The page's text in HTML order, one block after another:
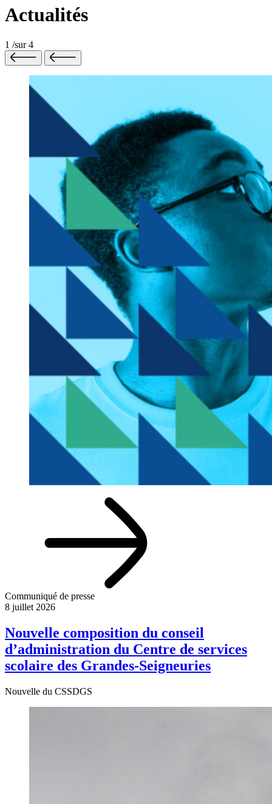
Actualités
1 /sur4
Communiqué de presse
8 juillet 2026
Nouvelle composition du conseil
d’administration du Centre de services
scolaire des Grandes-Seigneuries
Nouvelle du CSSDGS